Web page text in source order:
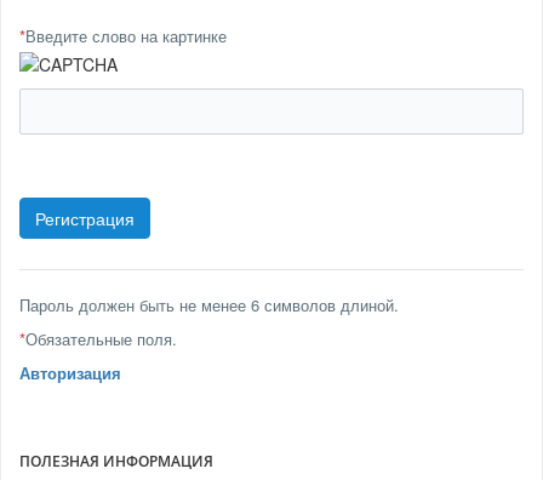
*Введите слово на картинке
Пароль должен быть не менее 6 символов длиной.
*Обязательные поля.
Авторизация
ПОЛЕЗНАЯ ИНФОРМАЦИЯ